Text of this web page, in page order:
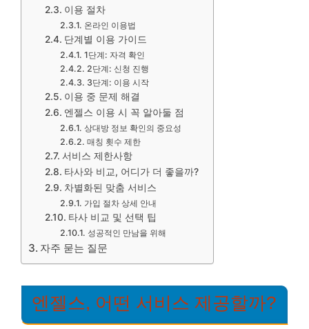
이용 절차
온라인 이용법
단계별 이용 가이드
1단계: 자격 확인
2단계: 신청 진행
3단계: 이용 시작
이용 중 문제 해결
엔젤스 이용 시 꼭 알아둘 점
상대방 정보 확인의 중요성
매칭 횟수 제한
서비스 제한사항
타사와 비교, 어디가 더 좋을까?
차별화된 맞춤 서비스
가입 절차 상세 안내
타사 비교 및 선택 팁
성공적인 만남을 위해
자주 묻는 질문
엔젤스, 어떤 서비스 제공할까?